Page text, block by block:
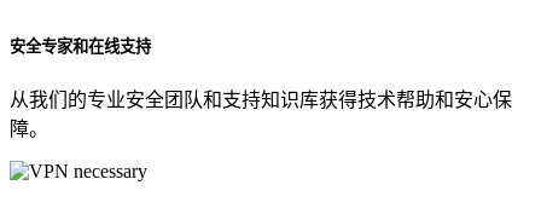
安全专家和在线支持
从我们的专业安全团队和支持知识库获得技术帮助和安心保
障。